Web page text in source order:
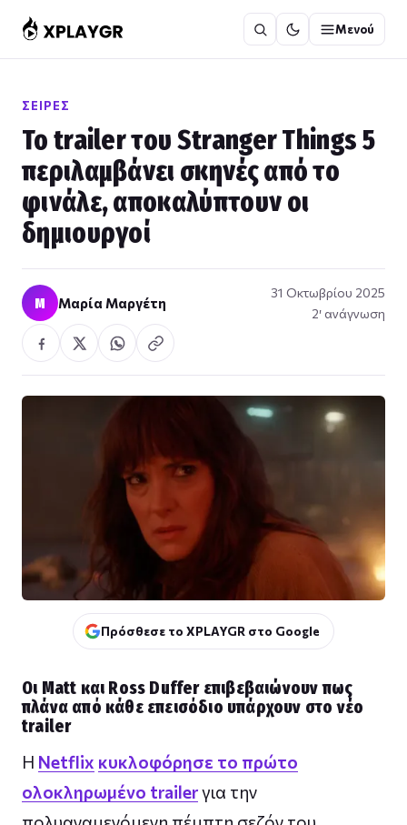
στο
περιεχόμενο
Μενού
ΣΕΙΡΈΣ
Το trailer του Stranger Things 5
περιλαμβάνει σκηνές από το
φινάλε, αποκαλύπτουν οι
δημιουργοί
Μ Μαρία Μαργέτη
31 Οκτωβρίου 2025
2′ ανάγνωση
Πρόσθεσε το XPLAYGR στο Google
Οι Matt και Ross Duffer επιβεβαιώνουν πως
πλάνα από κάθε επεισόδιο υπάρχουν στο νέο
trailer
Η Netflix κυκλοφόρησε το πρώτο
ολοκληρωμένο trailerγια την